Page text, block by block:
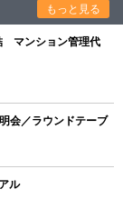
もっと見る
マンション管理代
会／ラウンドテーブ
ル